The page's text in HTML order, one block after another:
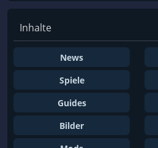
Inhalte
News
Spiele
Guides
Bilder